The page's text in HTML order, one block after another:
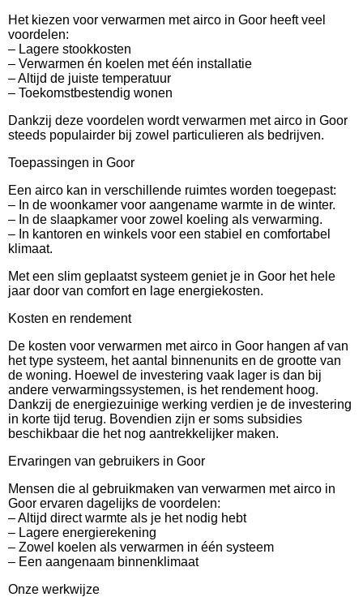
Het kiezen voor verwarmen met airco in Goor heeft veel
voordelen:
– Lagere stookkosten
– Verwarmen én koelen met één installatie
– Altijd de juiste temperatuur
– Toekomstbestendig wonen
Dankzij deze voordelen wordt verwarmen met airco in Goor
steeds populairder bij zowel particulieren als bedrijven.
Toepassingen in Goor
Een airco kan in verschillende ruimtes worden toegepast:
– In de woonkamer voor aangename warmte in de winter.
– In de slaapkamer voor zowel koeling als verwarming.
– In kantoren en winkels voor een stabiel en comfortabel
klimaat.
Met een slim geplaatst systeem geniet je in Goor het hele
jaar door van comfort en lage energiekosten.
Kosten en rendement
De kosten voor verwarmen met airco in Goor hangen af van
het type systeem, het aantal binnenunits en de grootte van
de woning. Hoewel de investering vaak lager is dan bij
andere verwarmingssystemen, is het rendement hoog.
Dankzij de energiezuinige werking verdien je de investering
in korte tijd terug. Bovendien zijn er soms subsidies
beschikbaar die het nog aantrekkelijker maken.
Ervaringen van gebruikers in Goor
Mensen die al gebruikmaken van verwarmen met airco in
Goor ervaren dagelijks de voordelen:
– Altijd direct warmte als je het nodig hebt
– Lagere energierekening
– Zowel koelen als verwarmen in één systeem
– Een aangenaam binnenklimaat
Onze werkwijze